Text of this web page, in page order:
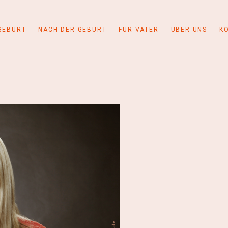
NACH DER GEBURT FÜR VÄTER ÜBER UNS